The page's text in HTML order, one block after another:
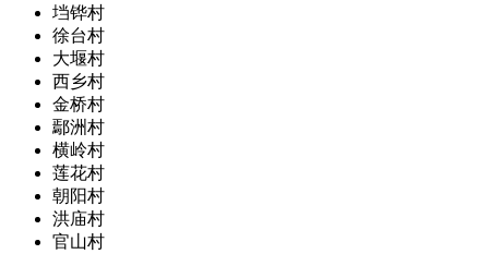
垱铧村
徐台村
大堰村
西乡村
金桥村
鄢洲村
横岭村
莲花村
朝阳村
洪庙村
官山村